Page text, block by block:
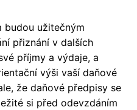
budou užitečným
přiznání v dalších
příjmy a výdaje, a
výši vaší daňové
že daňové předpisy se
si před odevzdáním